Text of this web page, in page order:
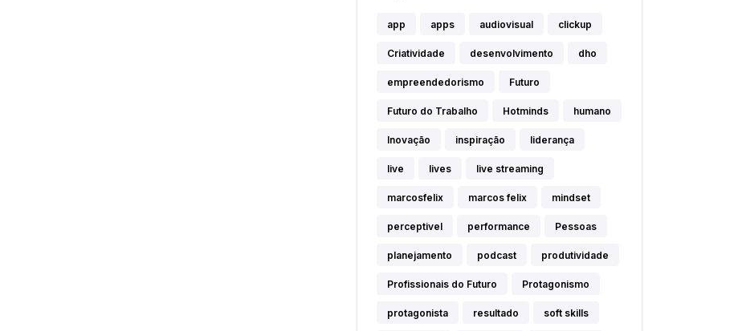
app apps audiovisual clickup
Criatividade desenvolvimento dho
empreendedorismo Futuro
Futuro do Trabalho Hotminds humano
Inovação inspiração liderança
live lives live streaming
marcosfelix marcos felix mindset
perceptivel performance Pessoas
planejamento podcast produtividade
Profissionais do Futuro Protagonismo
protagonista resultado soft skills